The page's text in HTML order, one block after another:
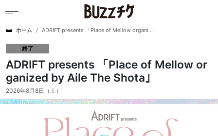
ホーム ADRIFT presents 「Place of Mellow organi...
終了
ADRIFT presents 「Place of Mellow or
ganized by Aile The Shota｣
2026年8月8日（土）